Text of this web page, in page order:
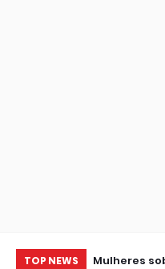
TOP NEWS
R$ 55,3
Mulheres